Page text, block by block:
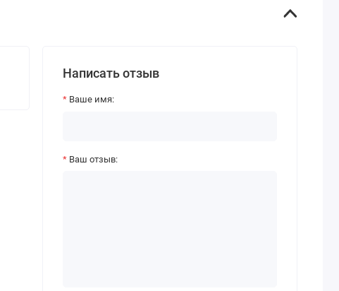
Написать отзыв
Ваше имя:
Ваш отзыв: